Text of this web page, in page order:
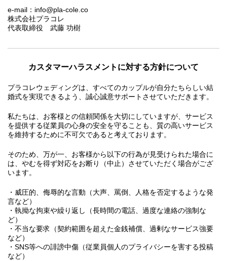
e-mail：info@pla-cole.co
株式会社プラコレ
代表取締役 武藤 功樹
カスタマーハラスメントに対する方針について
プラコレウェディングは、すべてのカップルが自分たちらしい結
婚式を実現できるよう、誠心誠意サポートさせていただきます。
私たちは、お客様との信頼関係を大切にしていますが、サービス
を提供する従業員の心身の安全を守ることも、質の高いサービス
を維持するために不可欠であると考えております。
そのため、万が一、お客様から以下の行為が見受けられた場合に
は、やむを得ず対応をお断り（中止）させていただく場合がござ
います。
・威圧的、侮辱的な言動（大声、罵倒、人格を否定するような発
言など）
・執拗な拘束や繰り返し（長時間の電話、過度な連絡の強制な
ど）
・不当な要求（契約範囲を超えた金銭補償、過剰なサービス強要
など）
・SNS等への誹謗中傷（従業員個人のプライバシーを害する投稿
など）